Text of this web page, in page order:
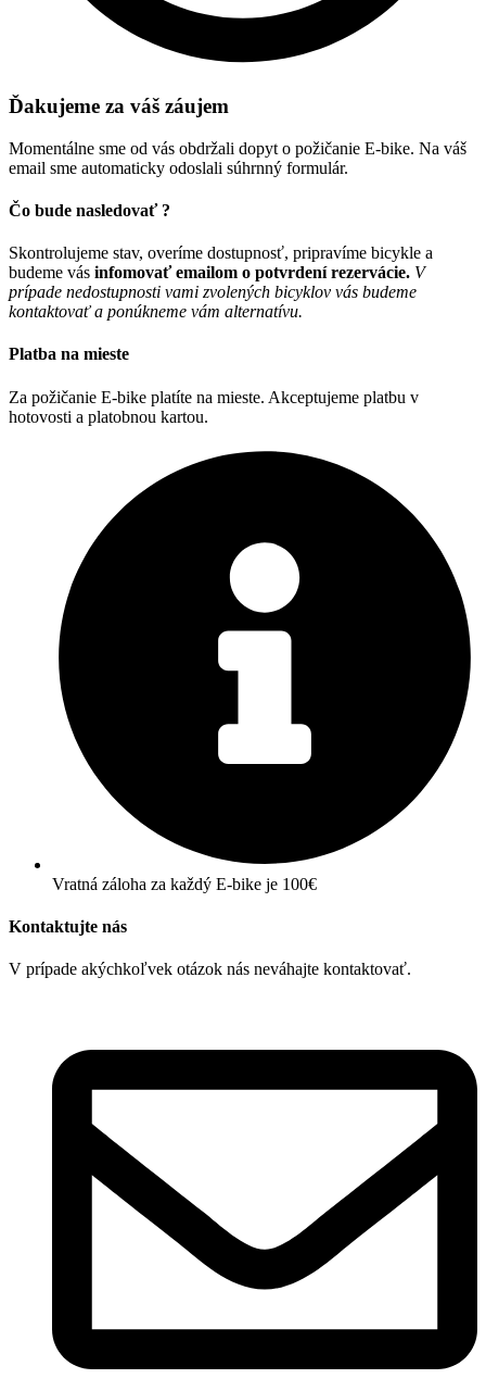
Ďakujeme za váš záujem
Momentálne sme od vás obdržali dopyt o požičanie E-bike. Na váš
email sme automaticky odoslali súhrnný formulár.
Čo bude nasledovať ?
Skontrolujeme stav, overíme dostupnosť, pripravíme bicykle a
budeme vás infomovať emailom o potvrdení rezervácie. V
prípade nedostupnosti vami zvolených bicyklov vás budeme
kontaktovať a ponúkneme vám alternatívu.
Platba na mieste
Za požičanie E-bike platíte na mieste. Akceptujeme platbu v
hotovosti a platobnou kartou.
Vratná záloha za každý E-bike je 100€
Kontaktujte nás
V prípade akýchkoľvek otázok nás neváhajte kontaktovať.